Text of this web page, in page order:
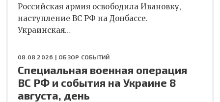
Российская армия освободила Ивановку,
наступление ВС РФ на Донбассе.
Украинская…
08.08.2026 | ОБЗОР СОБЫТИЙ
Специальная военная операция
ВС РФ и события на Украине 8
августа, день